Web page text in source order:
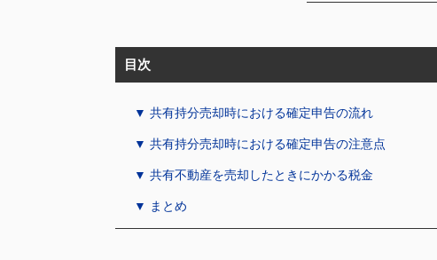
目次
▼ 共有持分売却時における確定申告の流れ
▼ 共有持分売却時における確定申告の注意点
▼ 共有不動産を売却したときにかかる税金
▼ まとめ